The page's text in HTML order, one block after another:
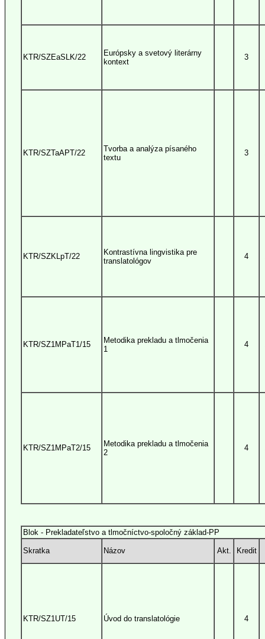
KTR/SZEaSLK/22
Európsky a svetový literárny
kontext
3
KTR/SZTaAPT/22
Tvorba a analýza písaného
textu
3
KTR/SZKLpT/22
Kontrastívna lingvistika pre
translatológov
4
KTR/SZ1MPaT1/15
Metodika prekladu a tlmočenia
1
4
KTR/SZ1MPaT2/15
Metodika prekladu a tlmočenia
2
4
Blok - Prekladateľstvo a tlmočníctvo-spoločný základ-PP
Skratka Názov Akt. Kredit
KTR/SZ1UT/15 Úvod do translatológie 4